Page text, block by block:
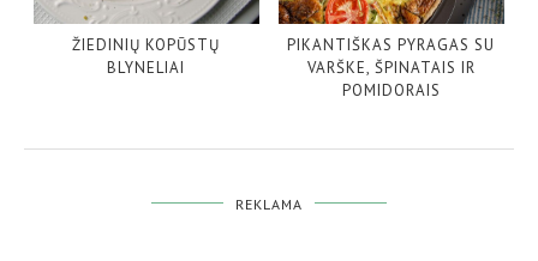
ŽIEDINIŲ KOPŪSTŲ
BLYNELIAI
PIKANTIŠKAS PYRAGAS SU
VARŠKE, ŠPINATAIS IR
POMIDORAIS
REKLAMA